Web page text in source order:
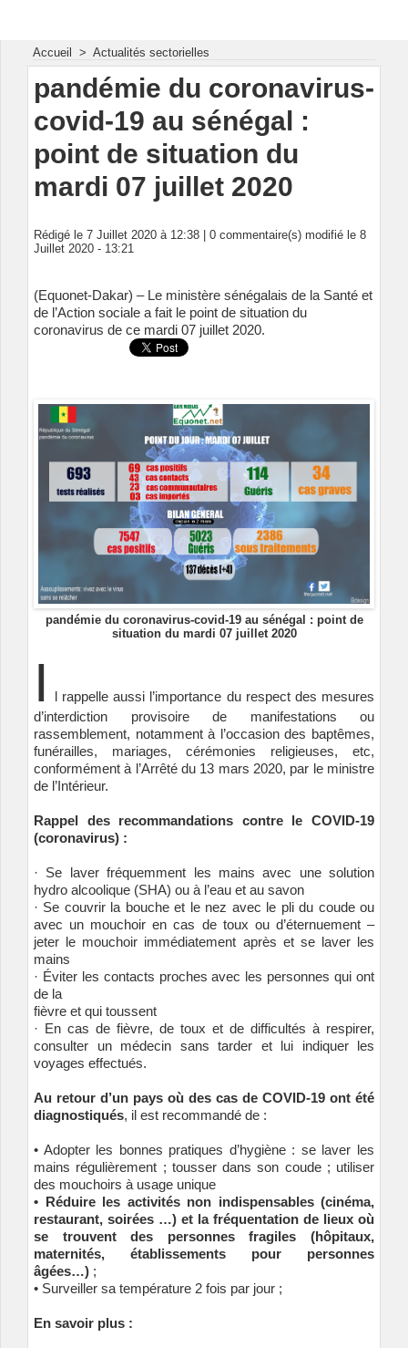
Accueil > Actualités sectorielles
pandémie du coronavirus-
covid-19 au sénégal :
point de situation du
mardi 07 juillet 2020
Rédigé le 7 Juillet 2020 à 12:38 | 0 commentaire(s) modifié le 8
Juillet 2020 - 13:21
(Equonet-Dakar) – Le ministère sénégalais de la Santé et
de l’Action sociale a fait le point de situation du
coronavirus de ce mardi 07 juillet 2020.
pandémie du coronavirus-covid-19 au sénégal : point de
situation du mardi 07 juillet 2020
I
l rappelle aussi l’importance du respect des mesures
d’interdiction provisoire de manifestations ou
rassemblement, notamment à l’occasion des baptêmes,
funérailles, mariages, cérémonies religieuses, etc,
conformément à l’Arrêté du 13 mars 2020, par le ministre
de l’Intérieur.
Rappel des recommandations contre le COVID-19
(coronavirus) :
· Se laver fréquemment les mains avec une solution
hydro alcoolique (SHA) ou à l’eau et au savon
· Se couvrir la bouche et le nez avec le pli du coude ou
avec un mouchoir en cas de toux ou d’éternuement –
jeter le mouchoir immédiatement après et se laver les
mains
· Éviter les contacts proches avec les personnes qui ont
de la
fièvre et qui toussent
· En cas de fièvre, de toux et de difficultés à respirer,
consulter un médecin sans tarder et lui indiquer les
voyages effectués.
Au retour d’un pays où des cas de COVID-19 ont été
diagnostiqués, il est recommandé de :
• Adopter les bonnes pratiques d’hygiène : se laver les
mains régulièrement ; tousser dans son coude ; utiliser
des mouchoirs à usage unique
• Réduire les activités non indispensables (cinéma,
restaurant, soirées …) et la fréquentation de lieux où
se trouvent des personnes fragiles (hôpitaux,
maternités, établissements pour personnes
âgées…) ;
• Surveiller sa température 2 fois par jour ;
En savoir plus :